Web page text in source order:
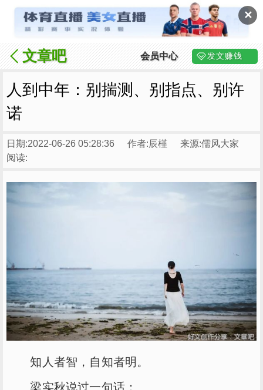
✕
文章吧 会员中心 发文赚钱
人到中年：别揣测、别指点、别许
诺
日期:2022-06-26 05:28:36 作者:辰槿
来源:儒风大家
阅读:
知人者智，自知者明。
梁实秋说过一句话：